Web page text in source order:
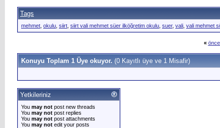
Tags
mehmet okulu siirt siirt vali mehmet süer ilköğretim okulu suer, vali vali mehmet
«
Konuyu Toplam 1 Üye okuyor. (0 Kayıtlı üye ve 1 Misafir)
Yetkileriniz
You may not post new threads
You may not post replies
You may not post attachments
You may not edit your posts